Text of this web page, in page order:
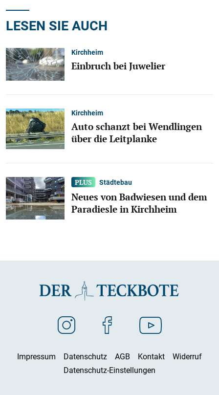
LESEN SIE AUCH
Kirchheim
Einbruch bei Juwelier
Kirchheim
Auto schanzt bei Wendlingen
über die Leitplanke
Städtebau
Neues von Badwiesen und dem
Paradiesle in Kirchheim
Impressum Datenschutz AGB Kontakt
Widerruf
Datenschutz-Einstellungen